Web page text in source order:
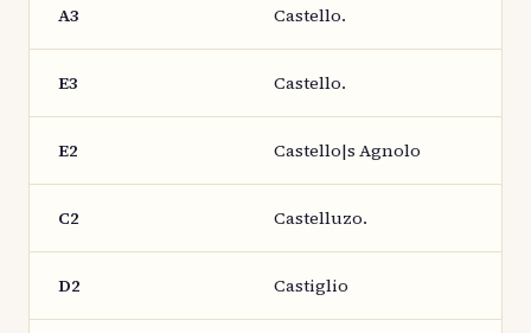
A3 Castello.
E3 Castello.
E2 Castello|s Agnolo
C2 Castelluzo.
D2 Castiglio